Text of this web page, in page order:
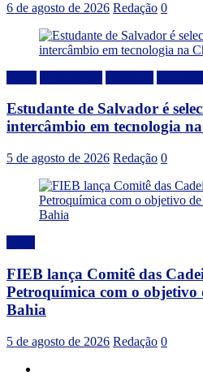
6 de agosto de 2026 Redação 0
Estudante de Salvador é
intercâmbio em tecnologia
5 de agosto de 2026 Redação 0
FIEB lança Comitê das
Petroquímica com o objetivo
Bahia
5 de agosto de 2026 Redação 0